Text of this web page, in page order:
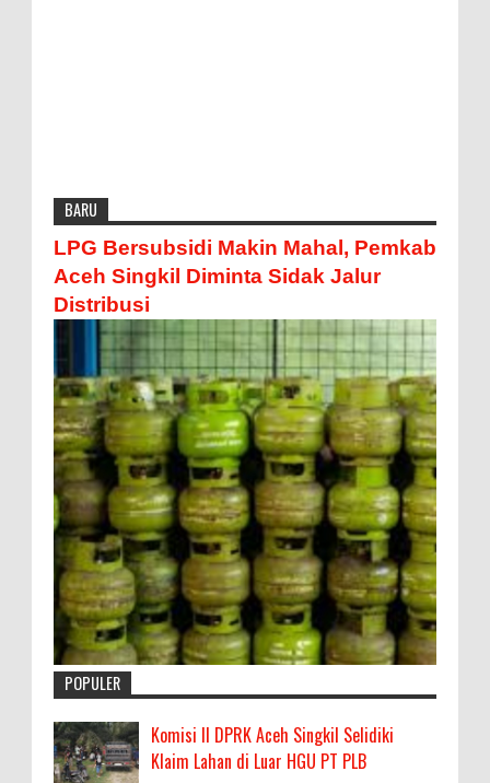
BARU
LPG Bersubsidi Makin Mahal, Pemkab
Aceh Singkil Diminta Sidak Jalur
Distribusi
POPULER
Komisi II DPRK Aceh Singkil Selidiki
Klaim Lahan di Luar HGU PT PLB